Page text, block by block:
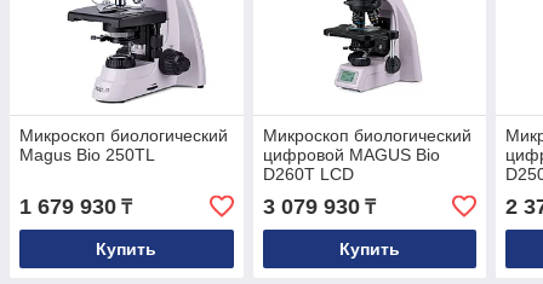
Микроскоп биологический
Magus Bio 250TL
1 679 930 ₸
Купить
Микроскоп биологический
цифровой MAGUS Bio
D260T LCD
3 079 930₸
Купить
2